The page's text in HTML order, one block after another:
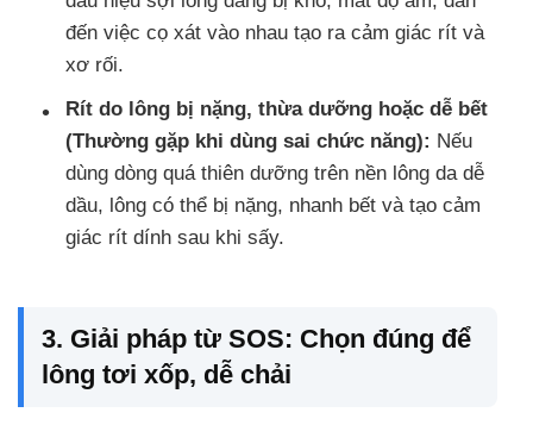
đến việc cọ xát vào nhau tạo ra cảm giác rít và
xơ rối.
Rít do lông bị nặng, thừa dưỡng hoặc dễ bết
(Thường gặp khi dùng sai chức năng): Nếu
dùng dòng quá thiên dưỡng trên nền lông da dễ
dầu, lông có thể bị nặng, nhanh bết và tạo cảm
giác rít dính sau khi sấy.
3. Giải pháp từ SOS: Chọn đúng để
lông tơi xốp, dễ chải